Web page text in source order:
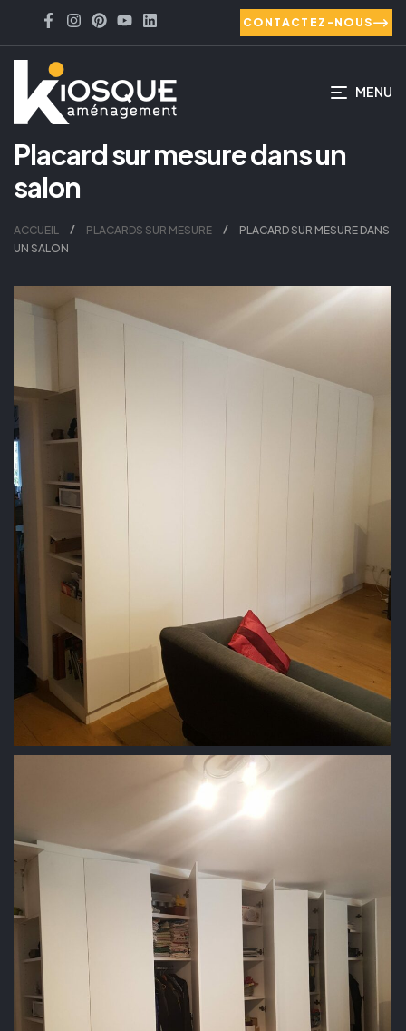
CONTACTEZ-NOUS
MENU
Placard sur mesure dans un
salon
ACCUEIL PLACARDS SUR MESURE
PLACARD SUR MESURE DANS
UN SALON